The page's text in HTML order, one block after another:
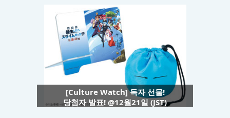
[Culture Watch] 독자 선물!
당첨자 발표! @12월21일 (JST)